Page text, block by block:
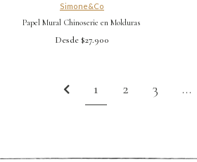
Simone&Co
Papel Mural Chinoserie en Molduras
Desde $27.900
1 2 3 …